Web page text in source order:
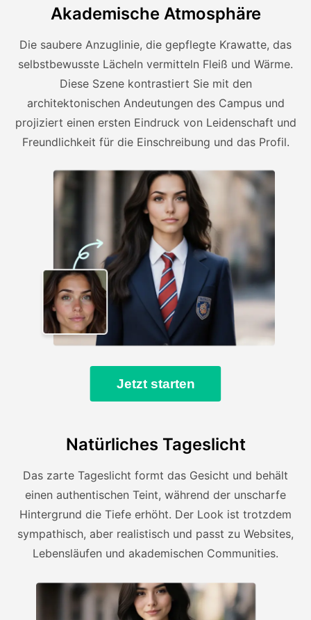
Akademische Atmosphäre
Die saubere Anzuglinie, die gepflegte Krawatte, das
selbstbewusste Lächeln vermitteln Fleiß und Wärme.
Diese Szene kontrastiert Sie mit den
architektonischen Andeutungen des Campus und
projiziert einen ersten Eindruck von Leidenschaft und
Freundlichkeit für die Einschreibung und das Profil.
Jetzt starten
Natürliches Tageslicht
Das zarte Tageslicht formt das Gesicht und behält
einen authentischen Teint, während der unscharfe
Hintergrund die Tiefe erhöht. Der Look ist trotzdem
sympathisch, aber realistisch und passt zu Websites,
Lebensläufen und akademischen Communities.